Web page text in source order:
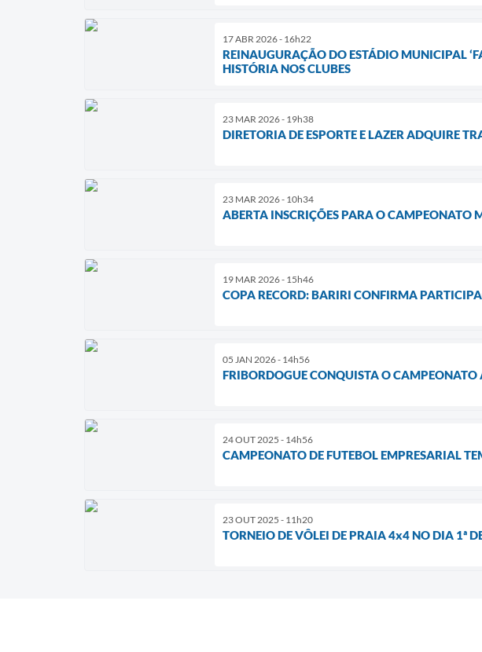
17 ABR 2026 - 16h22
REINAUGURAÇÃO DO ESTÁDIO MUNICIPAL
HISTÓRIA NOS CLUBES
23 MAR 2026 - 19h38
DIRETORIA DE ESPORTE E LAZER ADQUIRE
23 MAR 2026 - 10h34
ABERTA INSCRIÇÕES PARA O CAMPEONATO
19 MAR 2026 - 15h46
COPA RECORD: BARIRI CONFIRMA
05 JAN 2026 - 14h56
FRIBORDOGUE CONQUISTA O
24 OUT 2025 - 14h56
CAMPEONATO DE FUTEBOL EMPRESARIAL
23 OUT 2025 - 11h20
TORNEIO DE VÔLEI DE PRAIA 4x4 NO DIA 1ª